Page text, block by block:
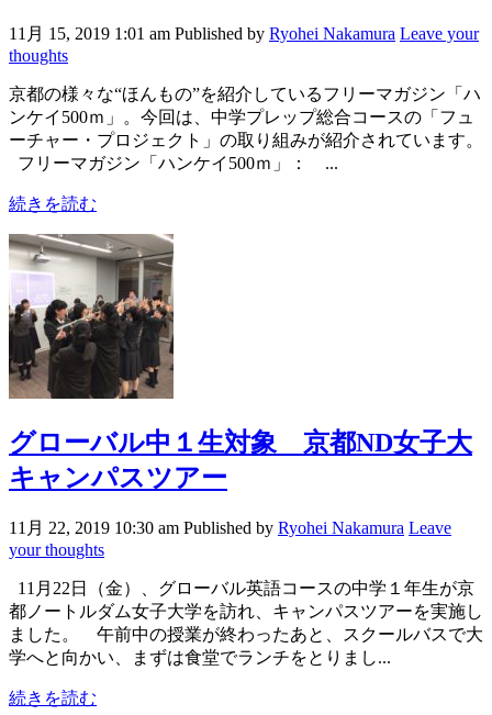
11月 15, 2019 1:01 am Published by Ryohei Nakamura Leave your
thoughts
京都の様々な“ほんもの”を紹介しているフリーマガジン「ハ
ンケイ500ｍ」。今回は、中学プレップ総合コースの「フュ
ーチャー・プロジェクト」の取り組みが紹介されています。
フリーマガジン「ハンケイ500ｍ」： ...
続きを読む
グローバル中１生対象 京都ND女子大
キャンパスツアー
11月 22, 2019 10:30 am Published by Ryohei Nakamura Leave
your thoughts
11月22日（金）、グローバル英語コースの中学１年生が京
都ノートルダム女子大学を訪れ、キャンパスツアーを実施し
ました。 午前中の授業が終わったあと、スクールバスで大
学へと向かい、まずは食堂でランチをとりまし...
続きを読む